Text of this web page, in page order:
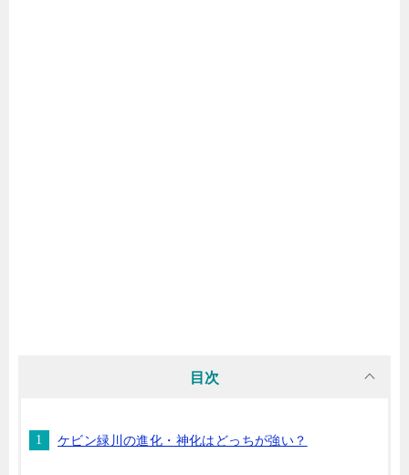
目次
ケビン緑川の進化・神化はどっちが強い？